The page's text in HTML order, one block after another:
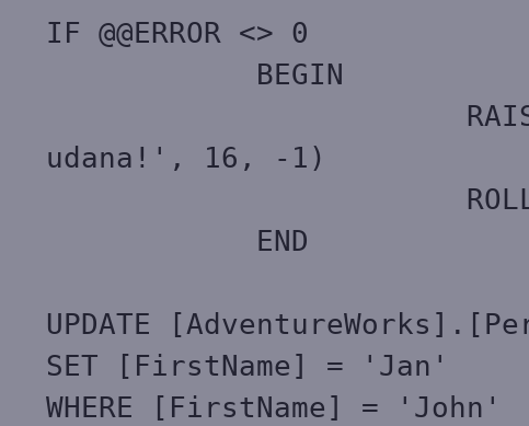
IF @@ERROR <> 0
BEGIN
RAISERROR
udana!', 16, -1)
ROLLBACK
END
UPDATE
SET [FirstName] = 'Jan'
WHERE [FirstName] = 'John'